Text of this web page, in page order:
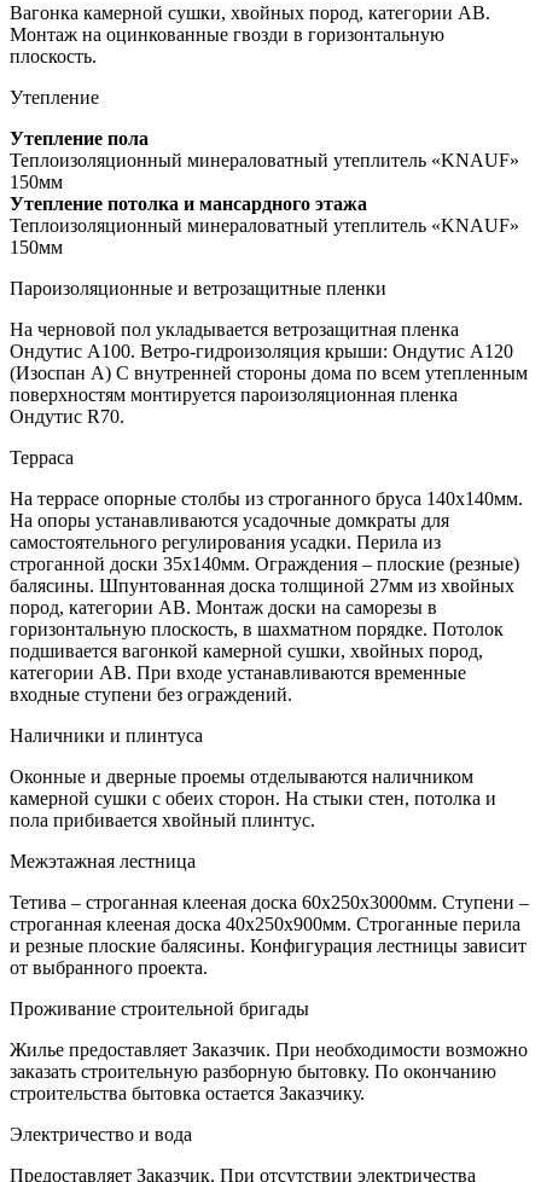
Вагонка камерной сушки, хвойных пород, категории АВ.
Монтаж на оцинкованные гвозди в горизонтальную
плоскость.
Утепление
Утепление пола
Теплоизоляционный минераловатный утеплитель «KNAUF»
150мм
Утепление потолка и мансардного этажа
Теплоизоляционный минераловатный утеплитель «KNAUF»
150мм
Пароизоляционные и ветрозащитные пленки
На черновой пол укладывается ветрозащитная пленка
Ондутис А100. Ветро-гидроизоляция крыши: Ондутис А120
(Изоспан А) С внутренней стороны дома по всем утепленным
поверхностям монтируется пароизоляционная пленка
Ондутис R70.
Терраса
На террасе опорные столбы из строганного бруса 140х140мм.
На опоры устанавливаются усадочные домкраты для
самостоятельного регулирования усадки. Перила из
строганной доски 35х140мм. Ограждения – плоские (резные)
балясины. Шпунтованная доска толщиной 27мм из хвойных
пород, категории АВ. Монтаж доски на саморезы в
горизонтальную плоскость, в шахматном порядке. Потолок
подшивается вагонкой камерной сушки, хвойных пород,
категории АВ. При входе устанавливаются временные
входные ступени без ограждений.
Наличники и плинтуса
Оконные и дверные проемы отделываются наличником
камерной сушки с обеих сторон. На стыки стен, потолка и
пола прибивается хвойный плинтус.
Межэтажная лестница
Тетива – строганная клееная доска 60х250х3000мм. Ступени –
строганная клееная доска 40х250х900мм. Строганные перила
и резные плоские балясины. Конфигурация лестницы зависит
от выбранного проекта.
Проживание строительной бригады
Жилье предоставляет Заказчик. При необходимости возможно
заказать строительную разборную бытовку. По окончанию
строительства бытовка остается Заказчику.
Электричество и вода
Предоставляет Заказчик. При отсутствии электричества